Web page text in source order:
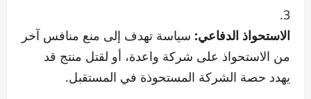
الاستحواذ الدفاعي: سياسة تهدف إلى منع منافس آخر
من الاستحواذ على شركة واعدة، أو لقتل منتج قد
يهدد حصة الشركة المستحوذة في المستقبل.